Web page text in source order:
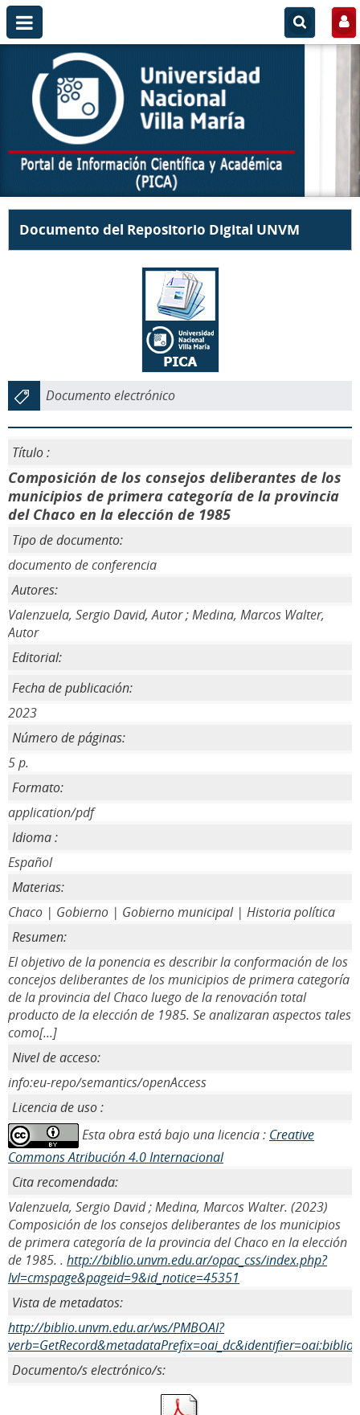
Documento del Repositorio Digital UNVM
Documento electrónico
Título :
Composición de los consejos deliberantes de los
municipios de primera categoría de la provincia
del Chaco en la elección de 1985
Tipo de documento:
documento de conferencia
Autores:
Valenzuela, Sergio David, Autor ; Medina, Marcos Walter,
Autor
Editorial:
Fecha de publicación:
2023
Número de páginas:
5 p.
Formato:
application/pdf
Idioma :
Español
Materias:
Chaco | Gobierno | Gobierno municipal | Historia política
Resumen:
El objetivo de la ponencia es describir la conformación de los
concejos deliberantes de los municipios de primera categoría
de la provincia del Chaco luego de la renovación total
producto de la elección de 1985. Se analizaran aspectos tales
como[...]
Nivel de acceso:
info:eu-repo/semantics/openAccess
Licencia de uso :
Esta obra está bajo una licencia : Creative
Commons Atribución 4.0 Internacional
Cita recomendada:
Valenzuela, Sergio David ; Medina, Marcos Walter. (2023)
Composición de los consejos deliberantes de los municipios
de primera categoría de la provincia del Chaco en la elección
de 1985. . http://biblio.unvm.edu.ar/opac_css/index.php?
lvl=cmspage&pageid=9&id_notice=45351
Vista de metadatos:
http://biblio.unvm.edu.ar/ws/PMBOAI?
Documento/s electrónico/s: